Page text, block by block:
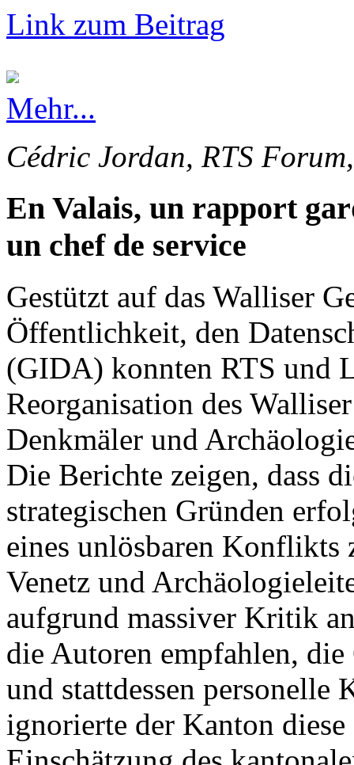
Link zum Beitrag
Mehr...
Cédric Jordan, RTS
En Valais, un rapport
un chef de service
Gestützt auf das Walliser
Öffentlichkeit, den
(GIDA) konnten RTS und
Reorganisation des
Denkmäler und
Die Berichte zeigen, dass
strategischen Gründen
eines unlösbaren Konflikts
Venetz und
aufgrund massiver Kritik
die Autoren empfahlen,
und stattdessen personelle
ignorierte der Kanton